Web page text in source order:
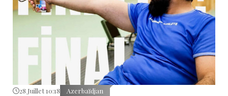
28 Juillet 10:18 Azerbaïdjan